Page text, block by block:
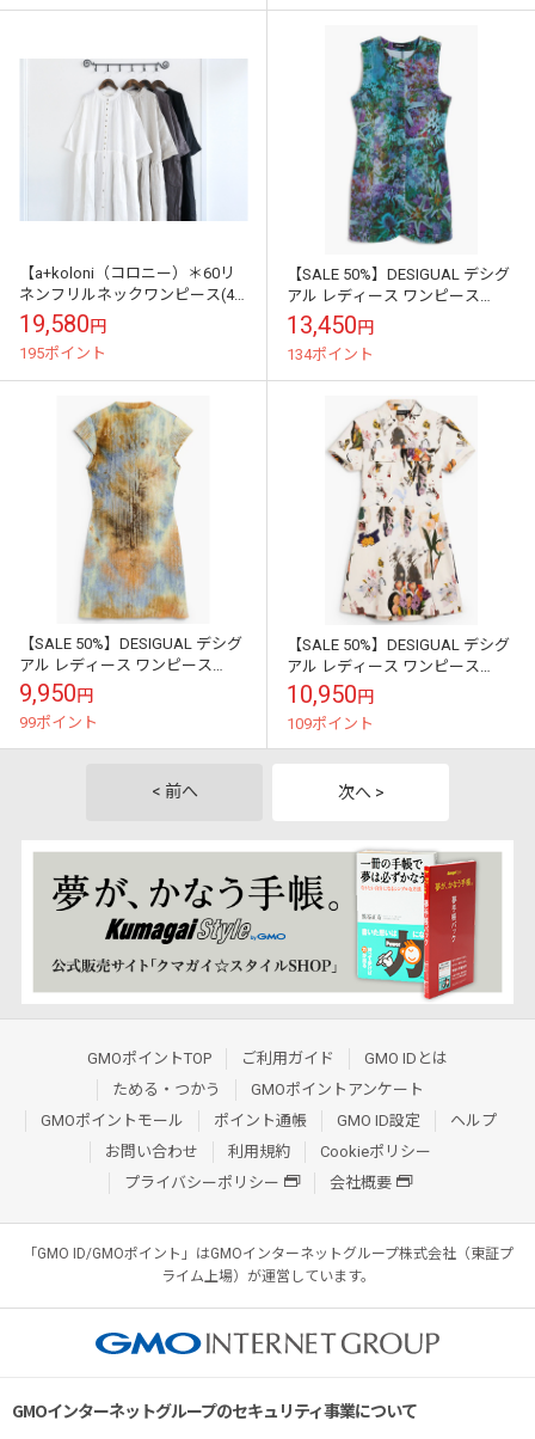
【a+koloni（コロニー）＊60リ
ネンフリルネックワンピース(4
色)】
19,580円
195ポイント
【SALE 50%】DESIGUAL デシグ
アル レディース ワンピース
26SWVD02 VEST_COLUMBUS
5008
13,450円
134ポイント
【SALE 50%】DESIGUAL デシグ
アル レディース ワンピース
26SWVK18 VEST_TENNESSEE
6014
9,950円
99ポイント
【SALE 50%】DESIGUAL デシグ
アル レディース ワンピース
26SWVW48 VEST_FINI 1008
10,950円
109ポイント
< 前へ 次へ >
GMOポイントTOP ご利用ガイド
GMO IDとは
ためる・つかう
GMOポイントアンケート
GMOポイントモール
ポイント通帳 GMO ID設定
ヘルプ
お問い合わせ
利用規約
Cookieポリシー
プライバシーポリシー
会社概要
「GMO ID/GMOポイント」はGMOインターネットグループ株式会社（東証プ
ライム上場）が運営しています。
GMOインターネットグループのセキュリティ事業について